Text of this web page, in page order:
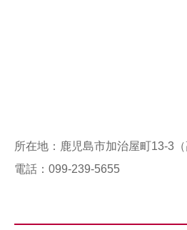
所在地：鹿児島市加治屋町13-3
電話：099-239-5655